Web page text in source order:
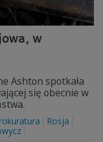
w
Ashton spotkała
się obecnie w
Rosja